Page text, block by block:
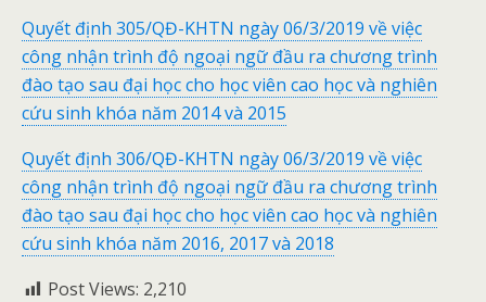
Quyết định 305/QĐ-KHTN ngày 06/3/2019 về việc
công nhận trình độ ngoại ngữ đầu ra chương trình
đào tạo sau đại học cho học viên cao học và nghiên
cứu sinh khóa năm 2014 và 2015
Quyết định 306/QĐ-KHTN ngày 06/3/2019 về việc
công nhận trình độ ngoại ngữ đầu ra chương trình
đào tạo sau đại học cho học viên cao học và nghiên
cứu sinh khóa năm 2016, 2017 và 2018
Post Views: 2,210